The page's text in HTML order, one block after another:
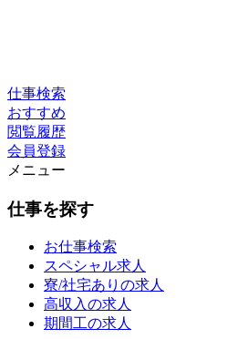
仕事検索
おすすめ
閲覧履歴
会員登録
メニュー
仕事を探す
お仕事検索
スペシャル求人
寮/社宅ありの求人
高収入の求人
期間工の求人